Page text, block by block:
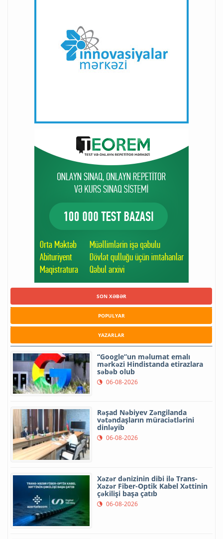
SON XƏBƏR
POPULYAR
YAZARLAR
“Google”un məlumat emalı
mərkəzi Hindistanda etirazlara
səbəb olub
06-08-2026
Rəşad Nəbiyev Zəngilanda
vətəndaşların müraciətlərini
dinləyib
06-08-2026
Xəzər dənizinin dibi ilə Trans-
Xəzər Fiber-Optik Kabel Xəttinin
çəkilişi başa çatıb
06-08-2026